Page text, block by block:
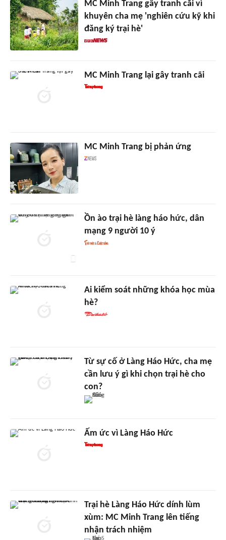
MC Minh Trang gây tranh cãi vì
khuyên cha mẹ 'nghiên cứu kỹ khi
đăng ký trại hè'
MC Minh Trang lại gây tranh cãi
MC Minh Trang bị phản ứng
Ồn ào trại hè làng háo hức, dân
mạng 9 người 10 ý
Ai kiểm soát những khóa học mùa
hè?
Từ sự cố ở Làng Háo Hức, cha mẹ
cần lưu ý gì khi chọn trại hè cho
con?
Ấm ức vì Làng Háo Hức
Trại hè Làng Háo Hức dính lùm
xùm: MC Minh Trang lên tiếng
nhận trách nhiệm